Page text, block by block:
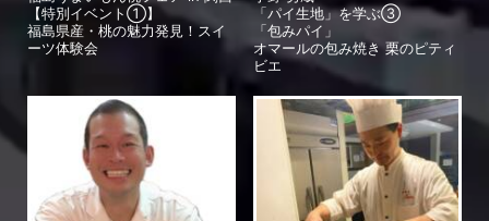
【特別イベント①】
福島県産・桃の魅力発見！スイ
ーツ体験会
「パイ生地」を学ぶ③
「包みパイ」
オマールの包み焼き 栗のピティ
ビエ